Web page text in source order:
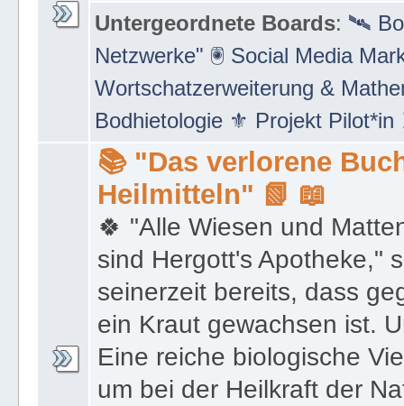
Untergeordnete Boards: 🛰
Netzwerke" 🖲 Social Media
Wortschatzerweiterung &
Bodhietologie ⚜ Projekt
📚 "Das verlorene
Heilmitteln" 📗 📖
🍀 "Alle Wiesen und
sind Hergott's Apotheke,"
seinerzeit bereits, dass
ein Kraut gewachsen ist.
Eine reiche biologische
um bei der Heilkraft der